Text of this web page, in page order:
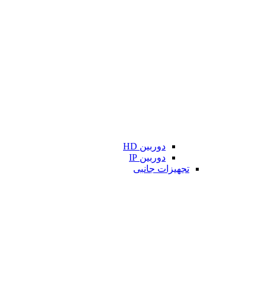
دوربین HD
دوربین IP
تجهیزات جانبی